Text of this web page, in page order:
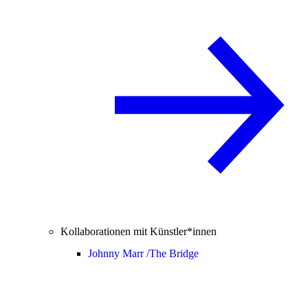
Kollaborationen mit Künstler*innen
Johnny Marr /The Bridge